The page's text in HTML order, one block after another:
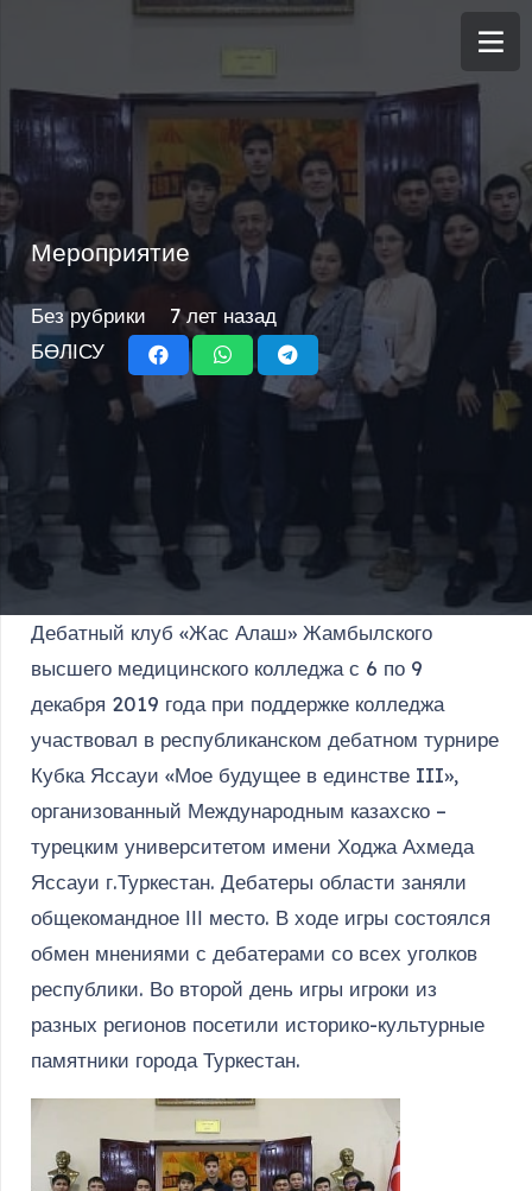
Мероприятие
Без рубрики
7 лет назад
БӨЛІСУ
Дебатный клуб «Жас Алаш» Жамбылского
высшего медицинского колледжа с 6 по 9
декабря 2019 года при поддержке колледжа
участвовал в республиканском дебатном турнире
Кубка Яссауи «Мое будущее в единстве III»,
организованный Международным казахско –
турецким университетом имени Ходжа Ахмеда
Яссауи г.Туркестан. Дебатеры области заняли
общекомандное ІІІ место. В ходе игры состоялся
обмен мнениями с дебатерами со всех уголков
республики. Во второй день игры игроки из
разных регионов посетили историко-культурные
памятники города Туркестан.